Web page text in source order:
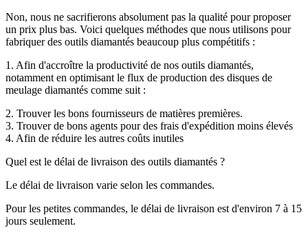
Non, nous ne sacrifierons absolument pas la qualité pour proposer
un prix plus bas. Voici quelques méthodes que nous utilisons pour
fabriquer des outils diamantés beaucoup plus compétitifs :
1. Afin d'accroître la productivité de nos outils diamantés,
notamment en optimisant le flux de production des disques de
meulage diamantés comme suit :
2. Trouver les bons fournisseurs de matières premières.
3. Trouver de bons agents pour des frais d'expédition moins élevés
4. Afin de réduire les autres coûts inutiles
Quel est le délai de livraison des outils diamantés ?
Le délai de livraison varie selon les commandes.
Pour les petites commandes, le délai de livraison est d'environ 7 à 15
jours seulement.